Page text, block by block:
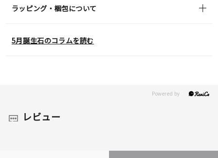
ラッピング・梱包について
5月誕生石のコラムを読む
レビュー